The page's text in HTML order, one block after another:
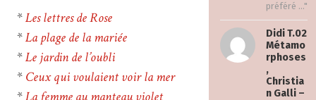
préféré ..."
Didi T.02
Métamo
rphoses
,
Christia
n Galli –
*Les lettres de Rose
*La plage de la mariée
*Le jardin de l’oubli
* Ceux qui voulaient voir la mer